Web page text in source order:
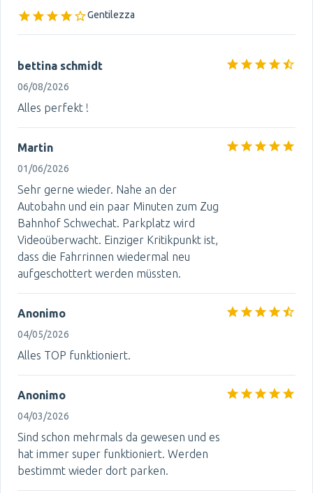
Gentilezza
bettina schmidt
06/08/2026
Alles perfekt !
Martin
01/06/2026
Sehr gerne wieder. Nahe an der
Autobahn und ein paar Minuten zum Zug
Bahnhof Schwechat. Parkplatz wird
Videoüberwacht. Einziger Kritikpunkt ist,
dass die Fahrrinnen wiedermal neu
aufgeschottert werden müssten.
Anonimo
04/05/2026
Alles TOP funktioniert.
Anonimo
04/03/2026
Sind schon mehrmals da gewesen und es
hat immer super funktioniert. Werden
bestimmt wieder dort parken.